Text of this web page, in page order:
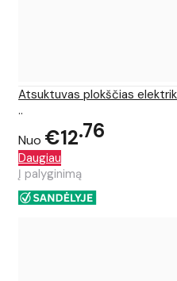
Atsuktuvas plokščias
..
Nuo €12 76
Daugiau
Į palyginimą